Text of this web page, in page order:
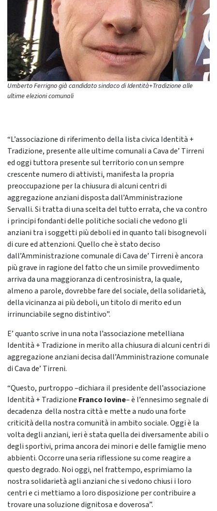
Umberto Ferrigno già candidato sindaco di Identità+Tradizione alle
ultime elezioni comunali
“L’associazione di riferimento della lista civica Identità +
Tradizione, presente alle ultime comunali a Cava de’ Tirreni
ed oggi tuttora presente sul territorio con un sempre
crescente numero di attivisti, manifesta la propria
preoccupazione per la chiusura di alcuni centri di
aggregazione anziani disposta dall’Amministrazione
Servalli. Si tratta di una scelta del tutto errata, che va contro
i principi fondanti delle politiche sociali che vedono gli
anziani tra i soggetti più deboli ed in quanto tali bisognevoli
di cure ed attenzioni. Quello che è stato deciso
dall’Amministrazione comunale di Cava de’ Tirreni è ancora
più grave in ragione del fatto che un simile provvedimento
arriva da una maggioranza di centrosinistra, la quale,
almeno a parole, dovrebbe fare del sociale, della solidarietà,
della vicinanza ai più deboli, un titolo di merito ed un
irrinunciabile segno distintivo”.
E’ quanto scrive in una nota l’associazione metelliana
Identità + Tradizione in merito alla chiusura di alcuni centri di
aggregazione anziani decisa dall’Amministrazione comunale
di Cava de’ Tirreni.
“Questo, purtroppo –dichiara il presidente dell’associazione
Identità + Tradizione Franco Iovine– è l’ennesimo segnale di
decadenza della nostra città e mette a nudo una forte
criticità della nostra comunità in ambito sociale. Oggi è la
volta degli anziani, ieri è stata quella dei diversamente abili o
degli sportivi, prima ancora dei minori e delle famiglie meno
abbienti. Occorre una seria riflessione su come reagire a
questo degrado. Noi oggi, nel frattempo, esprimiamo la
nostra solidarietà agli anziani che si vedono chiusi i loro
centri e ci mettiamo a loro disposizione per contribuire a
trovare una soluzione dignitosa e doverosa”.